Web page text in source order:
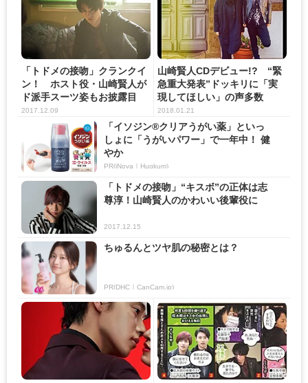
「トドメの接吻」クランクイ
ン！ ホスト役・山崎賢人が
ド派手スーツ姿もお披露目
2017.12.09
山崎賢人CDデビュー!? “緊
急重大発表”ドッキリに「実
現してほしい」の声多数
2018.01.21
「イソジン®クリアうがい薬」といっ
しょに「うがいパワー」で一年中！ 健
やか
PR(iNova｜Hugkum)
「トドメの接吻」“キスボ”の正体は志
尊淳！山崎賢人のかわいい後輩役に
2017.12.15
ちゅるんとツヤ肌の秘密とは？
PR(DHC｜CanCam.jp)